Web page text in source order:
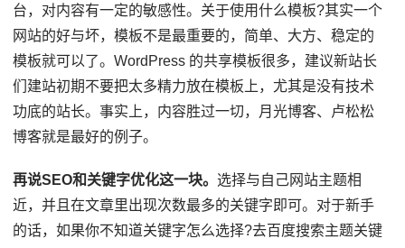
台，对内容有一定的敏感性。关于使用什么模板?其实一个
网站的好与坏，模板不是最重要的，简单、大方、稳定的
模板就可以了。WordPress 的共享模板很多，建议新站长
们建站初期不要把太多精力放在模板上，尤其是没有技术
功底的站长。事实上，内容胜过一切，月光博客、卢松松
博客就是最好的例子。
再说SEO和关键字优化这一块。 选择与自己网站主题相
近，并且在文章里出现次数最多的关键字即可。对于新手
的话，如果你不知道关键字怎么选择?去百度搜索主题关键